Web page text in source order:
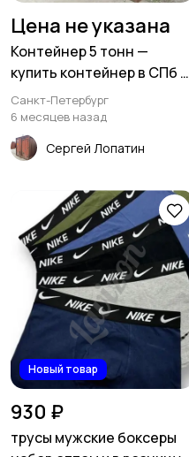
Цена не указана
Контейнер 5 тонн —
купить контейнер в СПб с
доставкой
Санкт-Петербург
6 месяцев назад
Сергей Лопатин
Новый товар
930 ₽
трусы мужские боксеры